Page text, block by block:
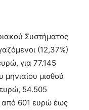
Συστήματος
(12,37%)
για 77.145
μισθού
54.505
από 601 ευρώ έως